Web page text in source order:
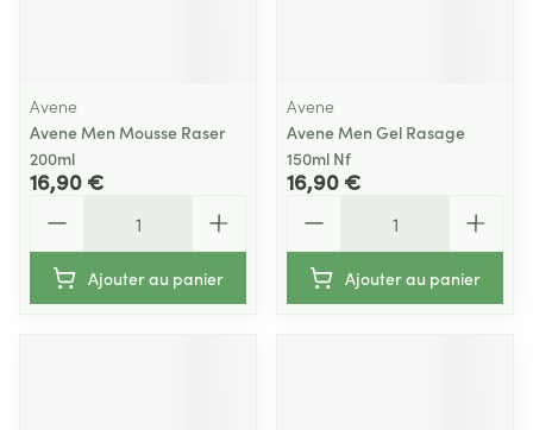
Avene
Avene Men Mousse Raser
200ml
16,90 €
Ajouter au panier
Avene
Avene Men Gel Rasage
150ml Nf
16,90 €
Ajouter au panier